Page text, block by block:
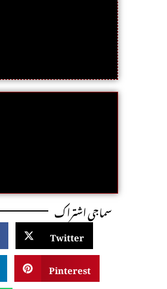
سماجی اشتراک
Twitter
Pinterest